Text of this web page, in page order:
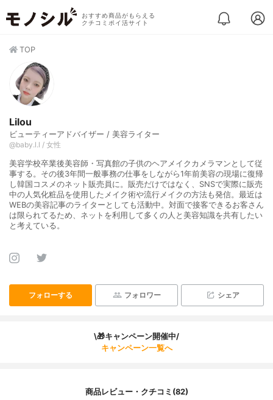
おすすめ商品がもらえる
クチコミポイ活サイト
TOP
Lilou
ビューティーアドバイザー / 美容ライター
@baby.l.l / 女性
美容学校卒業後美容師・写真館の子供のヘアメイクカメラマンとして従
事する。その後3年間一般事務の仕事をしながら1年前美容の現場に復帰
し韓国コスメのネット販売員に。販売だけではなく、SNSで実際に販売
中の人気化粧品を使用したメイク術や流行メイクの方法も発信。最近は
WEBの美容記事のライターとしても活動中。対面で接客できるお客さん
は限られてるため、ネットを利用して多くの人と美容知識を共有したい
と考えている。
フォローする フォロワー シェア
\🎁キャンペーン開催中/
キャンペーン一覧へ
商品レビュー・クチコミ(82)